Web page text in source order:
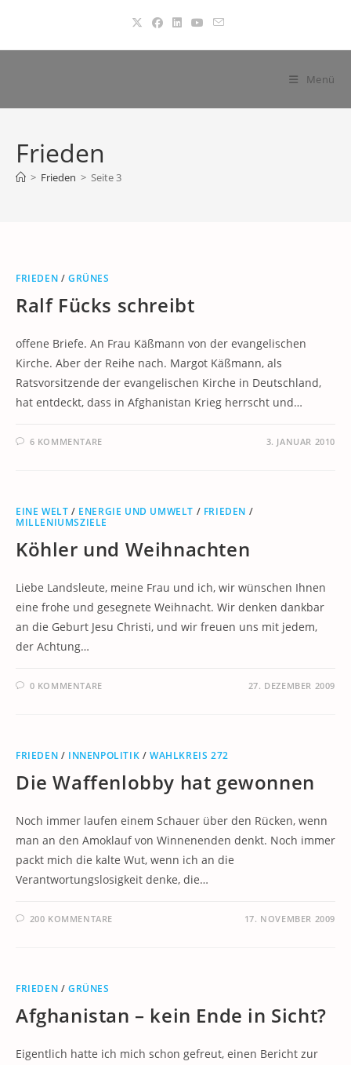
springen
Menü
Frieden
> Frieden > Seite 3
FRIEDEN /GRÜNES
Ralf Fücks schreibt
offene Briefe. An Frau Käßmann von der evangelischen
Kirche. Aber der Reihe nach. Margot Käßmann, als
Ratsvorsitzende der evangelischen Kirche in Deutschland,
hat entdeckt, dass in Afghanistan Krieg herrscht und…
6 KOMMENTARE 3. JANUAR 2010
EINE WELT / ENERGIE UND UMWELT / FRIEDEN /
MILLENIUMSZIELE
Köhler und Weihnachten
Liebe Landsleute, meine Frau und ich, wir wünschen Ihnen
eine frohe und gesegnete Weihnacht. Wir denken dankbar
an die Geburt Jesu Christi, und wir freuen uns mit jedem,
der Achtung…
0 KOMMENTARE 27. DEZEMBER 2009
FRIEDEN / INNENPOLITIK /WAHLKREIS 272
Die Waffenlobby hat gewonnen
Noch immer laufen einem Schauer über den Rücken, wenn
man an den Amoklauf von Winnenenden denkt. Noch immer
packt mich die kalte Wut, wenn ich an die
Verantwortungslosigkeit denke, die…
200 KOMMENTARE 17. NOVEMBER 2009
FRIEDEN /GRÜNES
Afghanistan – kein Ende in Sicht?
Eigentlich hatte ich mich schon gefreut, einen Bericht zur